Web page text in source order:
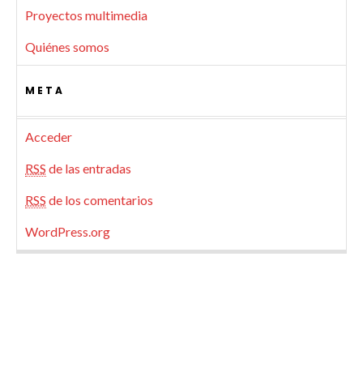
Proyectos multimedia
Quiénes somos
META
Acceder
RSS de las entradas
RSS de los comentarios
WordPress.org